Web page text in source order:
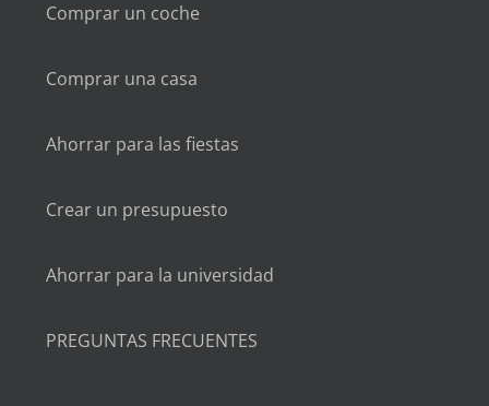
Comprar un coche
Comprar una casa
Ahorrar para las fiestas
Crear un presupuesto
Ahorrar para la universidad
PREGUNTAS FRECUENTES